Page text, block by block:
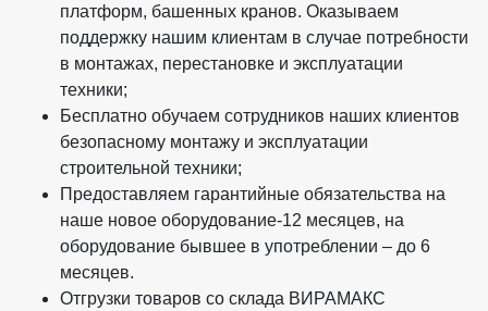
платформ, башенных кранов. Оказываем
поддержку нашим клиентам в случае потребности
в монтажах, перестановке и эксплуатации
техники;
Бесплатно обучаем сотрудников наших клиентов
безопасному монтажу и эксплуатации
строительной техники;
Предоставляем гарантийные обязательства на
наше новое оборудование-12 месяцев, на
оборудование бывшее в употреблении – до 6
месяцев.
Отгрузки товаров со склада ВИРАМАКС